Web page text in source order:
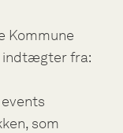
Kommune
indtægter fra:
som